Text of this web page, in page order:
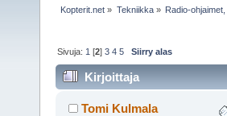
Kopterit.net » Tekniikka» Radio-
Sivuja: 1 [2]3 4 5 Siirry alas
Kirjoittaja
Tomi Kulmala